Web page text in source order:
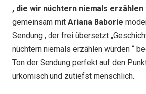
, die wir nüchtern niemals erzählen
gemeinsam mit Ariana Baborie
Sendung , der frei übersetzt
nüchtern niemals erzählen würden “
Ton der Sendung perfekt auf den
urkomisch und zutiefst menschlich.